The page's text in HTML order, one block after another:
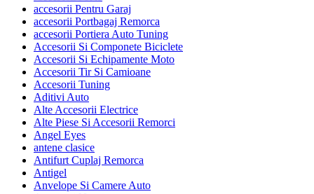
accesorii Pentru Garaj
accesorii Portbagaj Remorca
accesorii Portiera Auto Tuning
Accesorii Si Componete Biciclete
Accesorii Si Echipamente Moto
Accesorii Tir Si Camioane
Accesorii Tuning
Aditivi Auto
Alte Accesorii Electrice
Alte Piese Si Accesorii Remorci
Angel Eyes
antene clasice
Antifurt Cuplaj Remorca
Antigel
Anvelope Si Camere Auto